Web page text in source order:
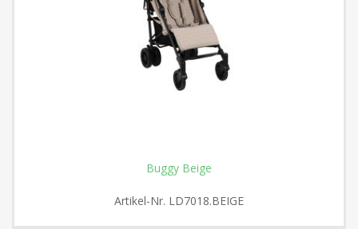
Buggy Beige
Artikel-Nr. LD7018.BEIGE